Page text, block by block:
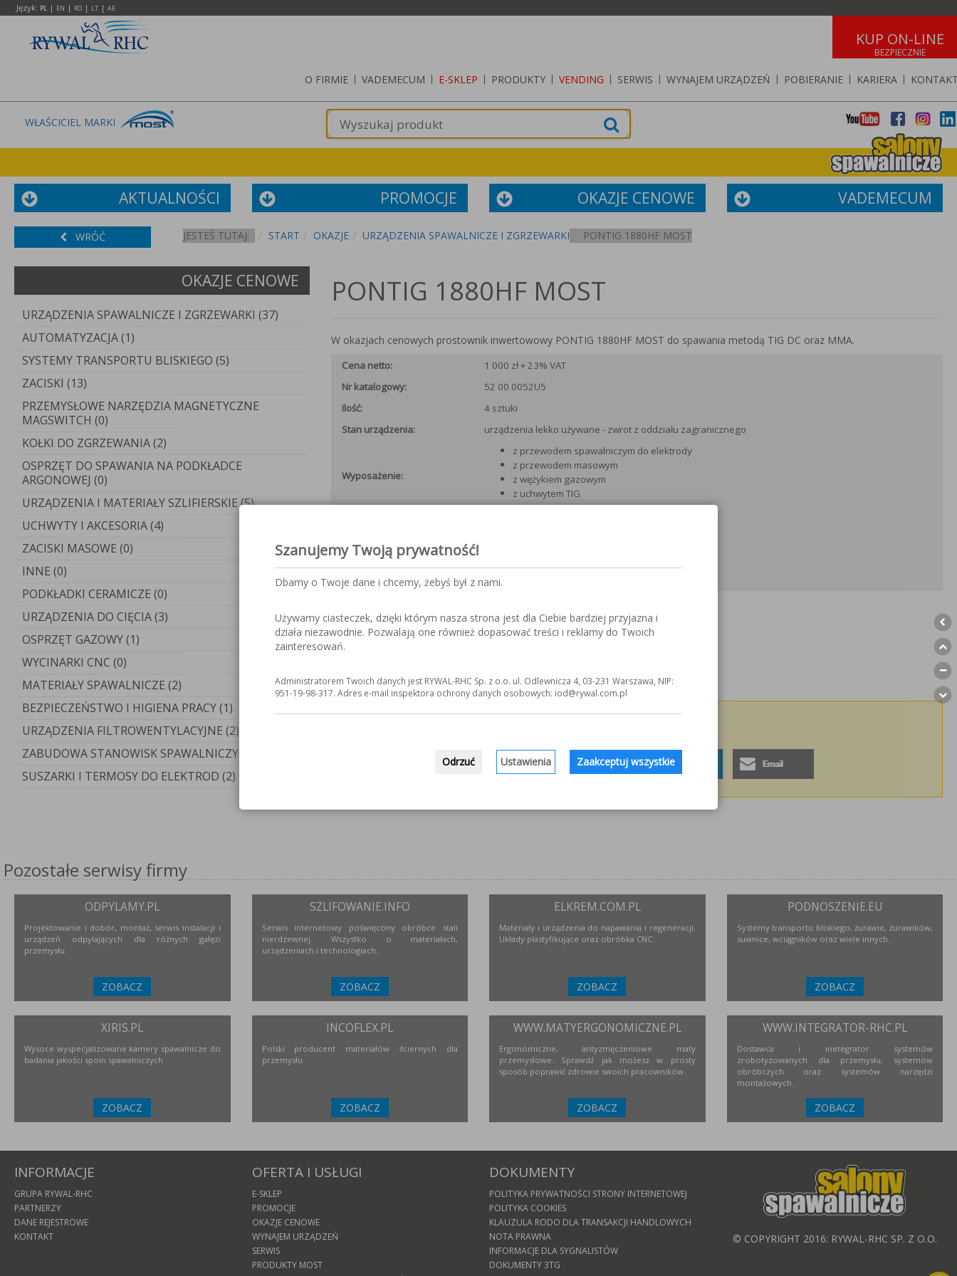
Język: PL | EN | RO | LT | AE
KUP ON-LINE
O FIRMIE | VADEMECUM | E-SKLEP | PRODUKTY | VENDING | SERWIS | WYNAJEM URZĄDZEŃ | POBIERANIE | KARIERA |
WŁAŚCICIEL MARKI
AKTUALNOŚCI PROMOCJE OKAZJE CENOWE VADEMECUM
WRÓĆ JESTEŚ TUTAJ: START OKAZJE URZĄDZENIA SPAWALNICZE I ZGRZEWARKI PONTIG 1880HF MOST
OKAZJE CENOWE
URZĄDZENIA SPAWALNICZE I ZGRZEWARKI (37)
AUTOMATYZACJA (1)
SYSTEMY TRANSPORTU BLISKIEGO (5)
ZACISKI (13)
PRZEMYSŁOWE NARZĘDZIA MAGNETYCZNE
MAGSWITCH (0)
KOŁKI DO ZGRZEWANIA (2)
OSPRZĘT DO SPAWANIA NA PODKŁADCE
ARGONOWEJ (0)
URZĄDZENIA I MATERIAŁY SZLIFIERSKIE (5)
UCHWYTY I AKCESORIA (4)
ZACISKI MASOWE (0)
INNE (0)
PODKŁADKI CERAMICZE (0)
URZĄDZENIA DO CIĘCIA (3)
OSPRZĘT GAZOWY (1)
WYCINARKI CNC (0)
MATERIAŁY SPAWALNICZE (2)
BEZPIECZEŃSTWO I HIGIENA PRACY (1)
URZĄDZENIA FILTROWENTYLACYJNE (2)
ZABUDOWA STANOWISK SPAWALNICZYCH (3)
SUSZARKI I TERMOSY DO ELEKTROD (2)
PONTIG 1880HF MOST
W okazjach cenowych prostownik inwertowowy PONTIG 1880HF MOST do spawania metodą TIG DC oraz MMA.
Cena netto:
1 000 zł + 23% VAT
Nr katalogowy:
52 00 0052U5
Ilość:
4 sztuki
Stan urządzenia:
urządzenia lekko używane - zwrot z oddziału zagranicznego
Wyposażenie:
z przewodem spawalniczym do elektrody
z przewodem masowym
z wężykiem gazowym
z uchwytem TIG
Magazyn:
ZOBACZ DANE KONTAKTOWE
Pobierz kartę katalogową
Pozostałe serwisy firmy
ODPYLAMY.PL
Projektowanie i dobór, montaż, serwis instalacji i
urządzeń odpylających dla różnych gałęzi
przemysłu.
ZOBACZ
SZLIFOWANIE.INFO
Serwis internetowy poświęcony obróbce stali
nierdzewnej. Wszystko o materiałach,
urządzeniach i technologiach.
ZOBACZ
ELKREM.COM.PL
Materiały i urządzenia do napawania i regeneracji.
Układy plastyfikujące oraz obróbka CNC.
ZOBACZ
PODNOSZENIE.EU
Systemy transportu bliskiego, żurawie, żurawików,
suwnice, wciągników oraz wiele innych.
ZOBACZ
XIRIS.PL
Wysoce wyspecjalizowane kamery spawalnicze do
badania jakości spoin spawalniczych
ZOBACZ
INCOFLEX.PL
Polski producent materiałów ściernych dla
przemysłu
ZOBACZ
WWW.MATYERGONOMICZNE.PL
Ergonomiczne, antyzmęczeniowe maty
przemysłowe. Sprawdź jak możesz w prosty
sposób poprawić zdrowie swoich pracowników.
ZOBACZ
WWW.INTEGRATOR-RHC.PL
Dostawca i inetegrator systemów
zrobotyzowanych dla przemysłu, systemów
obróbczych oraz systemów narzędzi
montażowych.
ZOBACZ
INFORMACJE
GRUPA RYWAL-RHC
PARTNERZY
DANE REJESTROWE
KONTAKT
OFERTA I USŁUGI
E-SKLEP
PROMOCJE
OKAZJE CENOWE
WYNAJEM URZĄDZEŃ
SERWIS
PRODUKTY MOST
DOKUMENTY
POLITYKA PRYWATNOŚCI STRONY INTERNETOWEJ
POLITYKA COOKIES
KLAUZULA RODO DLA TRANSAKCJI HANDLOWYCH
NOTA PRAWNA
INFORMACJE DLA SYGNALISTÓW
DOKUMENTY 3TG
© COPYRIGHT 2016: RYWAL-RHC SP. Z O.O.
Szanujemy Twoją prywatność!
Dbamy o Twoje dane i chcemy, żebyś był z nami.
Używamy ciasteczek, dzięki którym nasza strona jest dla Ciebie bardziej przyjazna i
działa niezawodnie. Pozwalają one również dopasować treści i reklamy do Twoich
zainteresowań.
Administratorem Twoich danych jest RYWAL-RHC Sp. z o.o. ul. Odlewnicza 4, 03-231 Warszawa, NIP:
951-19-98-317. Adres e-mail inspektora ochrony danych osobowych: iod@rywal.com.pl
Odrzuć Ustawienia Zaakceptuj wszystkie